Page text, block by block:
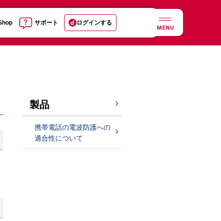
サポート ログインする
MENU
製品
携帯電話の電波防護への
適合性について